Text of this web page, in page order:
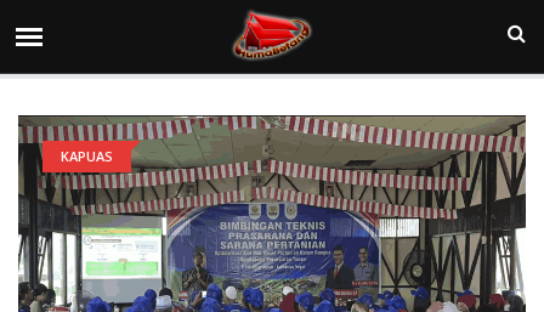
KAPUAS